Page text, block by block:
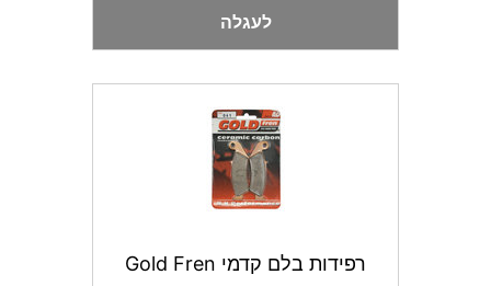
לעגלה
רפידות בלם קדמי Gold Fren